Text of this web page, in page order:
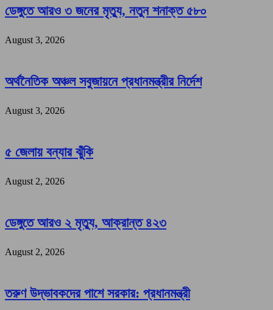
ডেঙ্গুতে আরও ৩ জনের মৃত্যু, নতুন শনাক্ত ৫৮০
August 3, 2026
অর্থনৈতিক অঞ্চল সবুজায়নে প্রধানমন্ত্রীর নির্দেশ
August 3, 2026
৫ জেলায় বন্যার ঝুঁকি
August 2, 2026
ডেঙ্গুতে আরও ২ মৃত্যু, আক্রান্ত ৪২৩
August 2, 2026
তরুণ উদ্ভাবকদের পাশে সরকার: প্রধানমন্ত্রী